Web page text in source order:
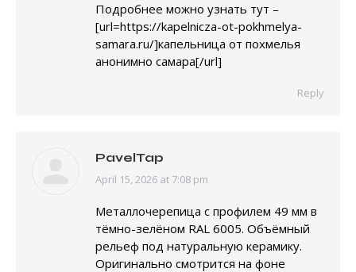
Подробнее можно узнать тут –
[url=https://kapelnicza-ot-pokhmelya-
samara.ru/]капельница от похмелья
анонимно самара[/url]
Reply
PavelTap
says:
April 15, 2026 at 7:08 pm
Металлочерепица с профилем 49 мм в
тёмно-зелёном RAL 6005. Объёмный
рельеф под натуральную керамику.
Оригинально смотрится на фоне